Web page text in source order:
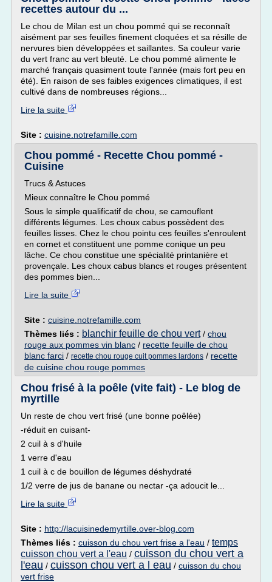
recettes autour du ...
Le chou de Milan est un chou pommé qui se reconnaît
aisément par ses feuilles finement cloquées et sa résille de
nervures bien développées et saillantes. Sa couleur varie
du vert franc au vert bleuté. Le chou pommé alimente le
marché français quasiment toute l'année (mais fort peu en
été). En raison de ses faibles exigences climatiques, il est
cultivé dans de nombreuses régions...
Lire la suite
Site : cuisine.notrefamille.com
Chou pommé - Recette Chou pommé -
Cuisine
Trucs & Astuces
Mieux connaître le Chou pommé
Sous le simple qualificatif de chou, se camouflent
différents légumes. Les choux cabus possèdent des
feuilles lisses. Chez le chou pointu ces feuilles s'enroulent
en cornet et constituent une pomme conique un peu
lâche. Ce chou constitue une spécialité printanière et
provençale. Les choux cabus blancs et rouges présentent
des pommes bien...
Lire la suite
Site : cuisine.notrefamille.com
Thèmes liés : blanchir feuille de chou vert/ chou
rouge aux pommes vin blanc / recette feuille de chou
blanc farci / recette chou rouge cuit pommes lardons / recette
de cuisine chou rouge pommes
Chou frisé à la poêle (vite fait) - Le blog de
myrtille
Un reste de chou vert frisé (une bonne poêlée)
-réduit en cuisant-
2 cuil à s d'huile
1 verre d'eau
1 cuil à c de bouillon de légumes déshydraté
1/2 verre de jus de banane ou nectar -ça adoucit le...
Lire la suite
Site : http://lacuisinedemyrtille.over-blog.com
Thèmes liés : cuisson du chou vert frise a l'eau / temps
cuisson chou vert a l'eau / cuisson du chou vert a
l'eau / cuisson chou vert a l eau / cuisson du chou
vert frise